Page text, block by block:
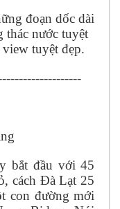
đoạn dốc dài
thác nước tuyệt
tuyệt đẹp.
bắt đầu với 45
cách Đà Lạt 25
con đường mới